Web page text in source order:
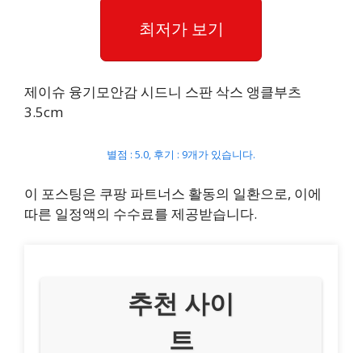
최저가 보기
제이슈 융기모안감 시드니 스판 삭스 앵클부츠
3.5cm
별점 : 5.0, 후기 : 9개가 있습니다.
이 포스팅은 쿠팡 파트너스 활동의 일환으로, 이에
따른 일정액의 수수료를 제공받습니다.
추천 사이
트